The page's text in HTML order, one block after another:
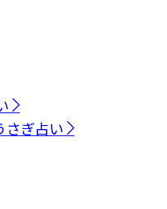
さぎ占い